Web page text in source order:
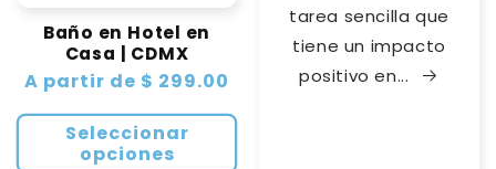
Baño en Hotel en
Casa | CDMX
Precio
A partir de $ 299.00
Seleccionar
opciones
tarea sencilla que
tiene un impacto
positivo en...